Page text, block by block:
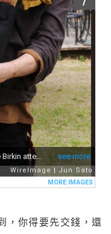
，你得要先交錢，還